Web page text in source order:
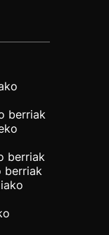
berriak
berriak
berriak